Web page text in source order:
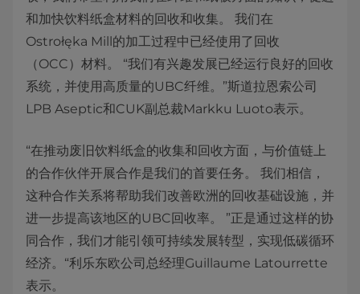
和加快饮料纸盒材料的回收和收集。 我们在
Ostrołęka Mill的加工过程中已经使用了回收
（OCC）材料。 “我们有兴趣发展已经运行良好的回收
系统，并使用高质量的UBC纤维。”斯道拉恩索公司
LPB Aseptic和CUK副总裁Markku Luoto表示。
“在推动废旧饮料纸盒的收集和回收方面，与价值链上
的合作伙伴开展合作是我们的首要任务。 我们相信，
这种合作关系将帮助我们改善欧洲的回收基础设施，并
进一步提高该地区的UBC回收率。 ”正是通过这样的协
同合作，我们才能引领可持续发展转型，实现低碳循环
经济。“利乐东欧公司总经理Guillaume Latourrette
表示。